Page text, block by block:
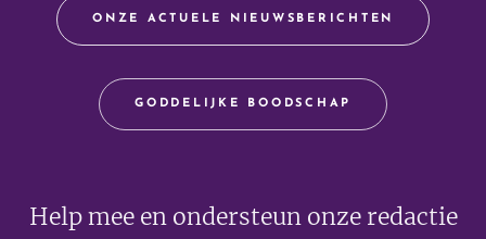
ONZE ACTUELE NIEUWSBERICHTEN
GODDELIJKE BOODSCHAP
Help mee en ondersteun onze redactie